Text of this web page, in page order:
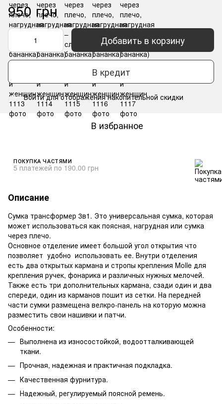
950 грн
Добавить в корзину
В кредит
% Войтидля отображения накопительной скидки
В избранное
ПОКУПКА ЧАСТЯМИ
5 платежей по 190.00 грн
Описание
Сумка трансформер 3в1. Это универсальная сумка, которая
может использоваться как поясная, нагрудная или сумка
через плечо.
Основное отделение имеет большой угол открытия что
позволяет удобно использовать ее. Внутри отделения
есть два открытых кармана и стропы крепления Molle для
крепления ручек, фонарика и различных нужных мелочей.
Также есть три дополнительных кармана, сзади один и два
спереди, один из карманов пошит из сетки. На передней
части сумки размещена велкро-панель на которую можна
разместить свои нашивки и патчи.
Особенности:
Выполнена из износостойкой, водоотталкивающей
ткани.
Прочная, надежная и практичная подкладка.
Качественная фурнитура.
Надежный, регулируемый поясной ремень.